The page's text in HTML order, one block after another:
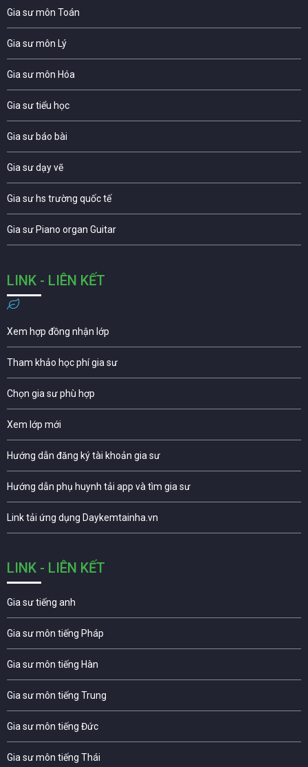
Gia sư môn Toán
Gia sư môn Lý
Gia sư môn Hóa
Gia sư tiểu học
Gia sư báo bài
Gia sư dạy vẽ
Gia sư hs trường quốc tế
Gia sư Piano organ Guitar
LINK - LIÊN KẾT
Xem hợp đồng nhận lớp
Tham khảo học phí gia sư
Chọn gia sư phù hợp
Xem lớp mới
Hướng dẫn đăng ký tài khoản gia sư
Hướng dẫn phụ huynh tải app và tìm gia sư
Link tải ứng dụng Daykemtainha.vn
LINK - LIÊN KẾT
Gia sư tiếng anh
Gia sư môn tiếng Pháp
Gia sư môn tiếng Hàn
Gia sư môn tiếng Trung
Gia sư môn tiếng Đức
Gia sư môn tiếng Thái